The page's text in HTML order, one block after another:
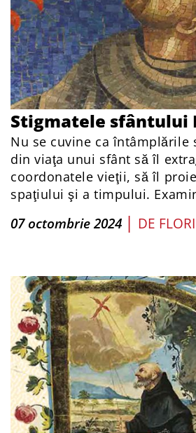
Stigmatele sfântului
Nu se cuvine ca întâmplările
din viaţa unui sfânt să îl
coordonatele vieţii, să îl
spaţiului şi a timpului.
07 octombrie 2024 | DE